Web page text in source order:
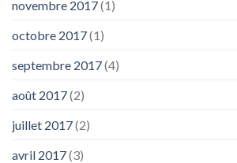
novembre 2017(1)
octobre 2017(1)
septembre 2017(4)
août 2017(2)
juillet 2017(2)
avril 2017(3)